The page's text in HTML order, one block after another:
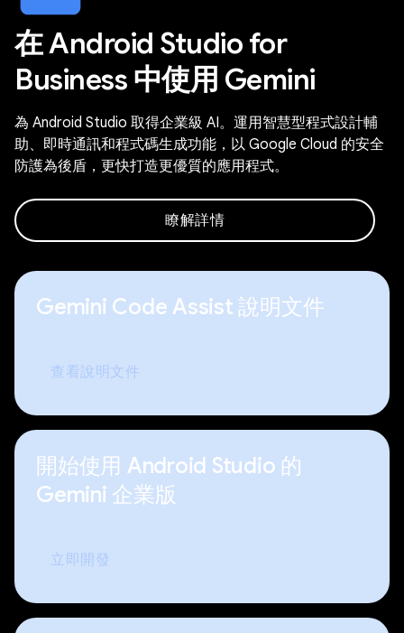
在 Android Studio for
Business 中使用 Gemini
為 Android Studio 取得企業級 AI。運用智慧型程式設計輔
助、即時通訊和程式碼生成功能，以 Google Cloud 的安全
防護為後盾，更快打造更優質的應用程式。
瞭解詳情
Gemini Code Assist 說明文件
查看說明文件
開始使用 Android Studio 的
Gemini 企業版
立即開發